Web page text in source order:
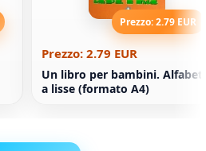
Prezzo: 2.79 EUR
Prezzo: 2.79 EUR
Un libro per bambini.
a lisse (formato A4)